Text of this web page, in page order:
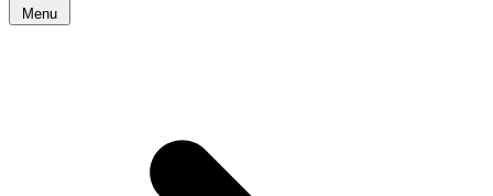
Menu